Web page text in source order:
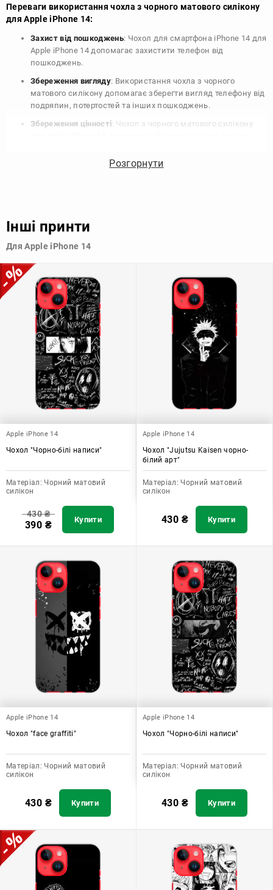
Переваги використання чохла з чорного матового силікону
для Apple iPhone 14:
Захист від пошкоджень: Чохол для смартфона iPhone 14 для
Apple iPhone 14 допомагає захистити телефон від
пошкоджень.
Збереження вигляду: Використання чохла з чорного
матового силікону допомагає зберегти вигляд телефону від
подряпин, потертостей та інших пошкоджень.
Збереження цінності: Чохол з чорного матового силікону
продати свій пристрій в майбутньому.
Узагалі, чохол для телефону - це дуже корисний аксесуар, який
допомагає захистити ваш пристрій, зберегти його цінність і
Розгорнути
Інші принти
Для Apple iPhone 14
Apple iPhone 14
Чохол "Чорно-білі написи"
Матеріал: Чорний матовий
силікон
430₴
390 ₴ Купити
Apple iPhone 14
Чохол "Jujutsu Kaisen чорно-
білий арт"
Матеріал: Чорний матовий
силікон
430 ₴ Купити
Apple iPhone 14
Чохол "face graffiti"
Матеріал: Чорний матовий
силікон
430 ₴ Купити
Apple iPhone 14
Чохол "Чорно-білі написи"
Матеріал: Чорний матовий
силікон
430 ₴ Купити